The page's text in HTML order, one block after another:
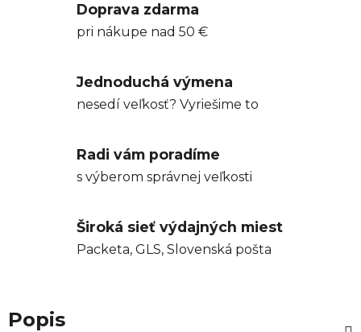
Doprava zdarma
pri nákupe nad 50 €
Jednoduchá výmena
nesedí veľkosť? Vyriešime to
Radi vám poradíme
s výberom správnej veľkosti
Široká sieť výdajných miest
Packeta, GLS, Slovenská pošta
Popis